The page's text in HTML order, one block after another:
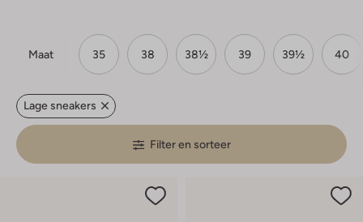
Maat 35 38 38½ 39 39½ 40
Lage sneakers
Filter en sorteer